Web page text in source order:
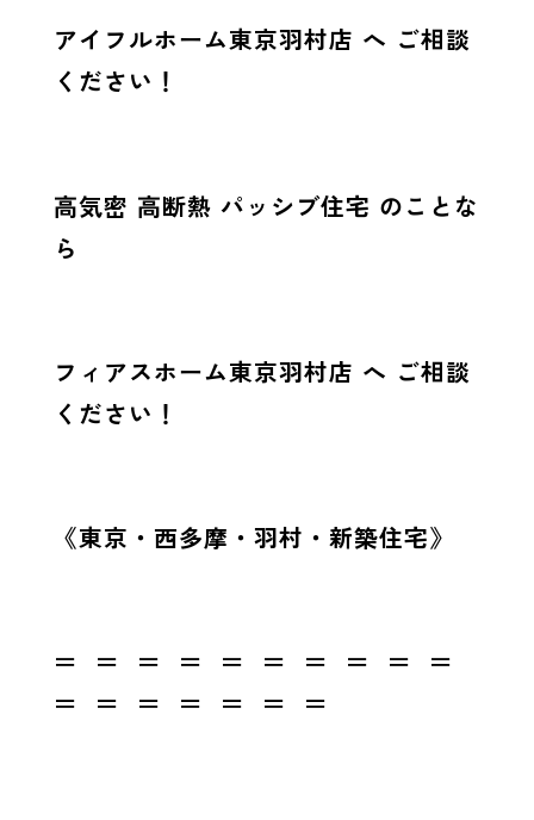
アイフルホーム東京羽村店 へ ご相談
ください！
高気密 高断熱 パッシブ住宅 のことな
ら
フィアスホーム東京羽村店 へ ご相談
ください！
《東京・西多摩・羽村・新築住宅》
＝ ＝ ＝ ＝ ＝ ＝ ＝ ＝ ＝ ＝
＝ ＝ ＝ ＝ ＝ ＝ ＝